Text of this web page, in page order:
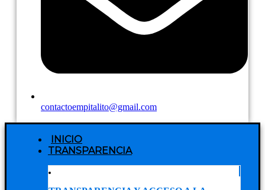
contactoempitalito@gmail.com
INICIO
TRANSPARENCIA